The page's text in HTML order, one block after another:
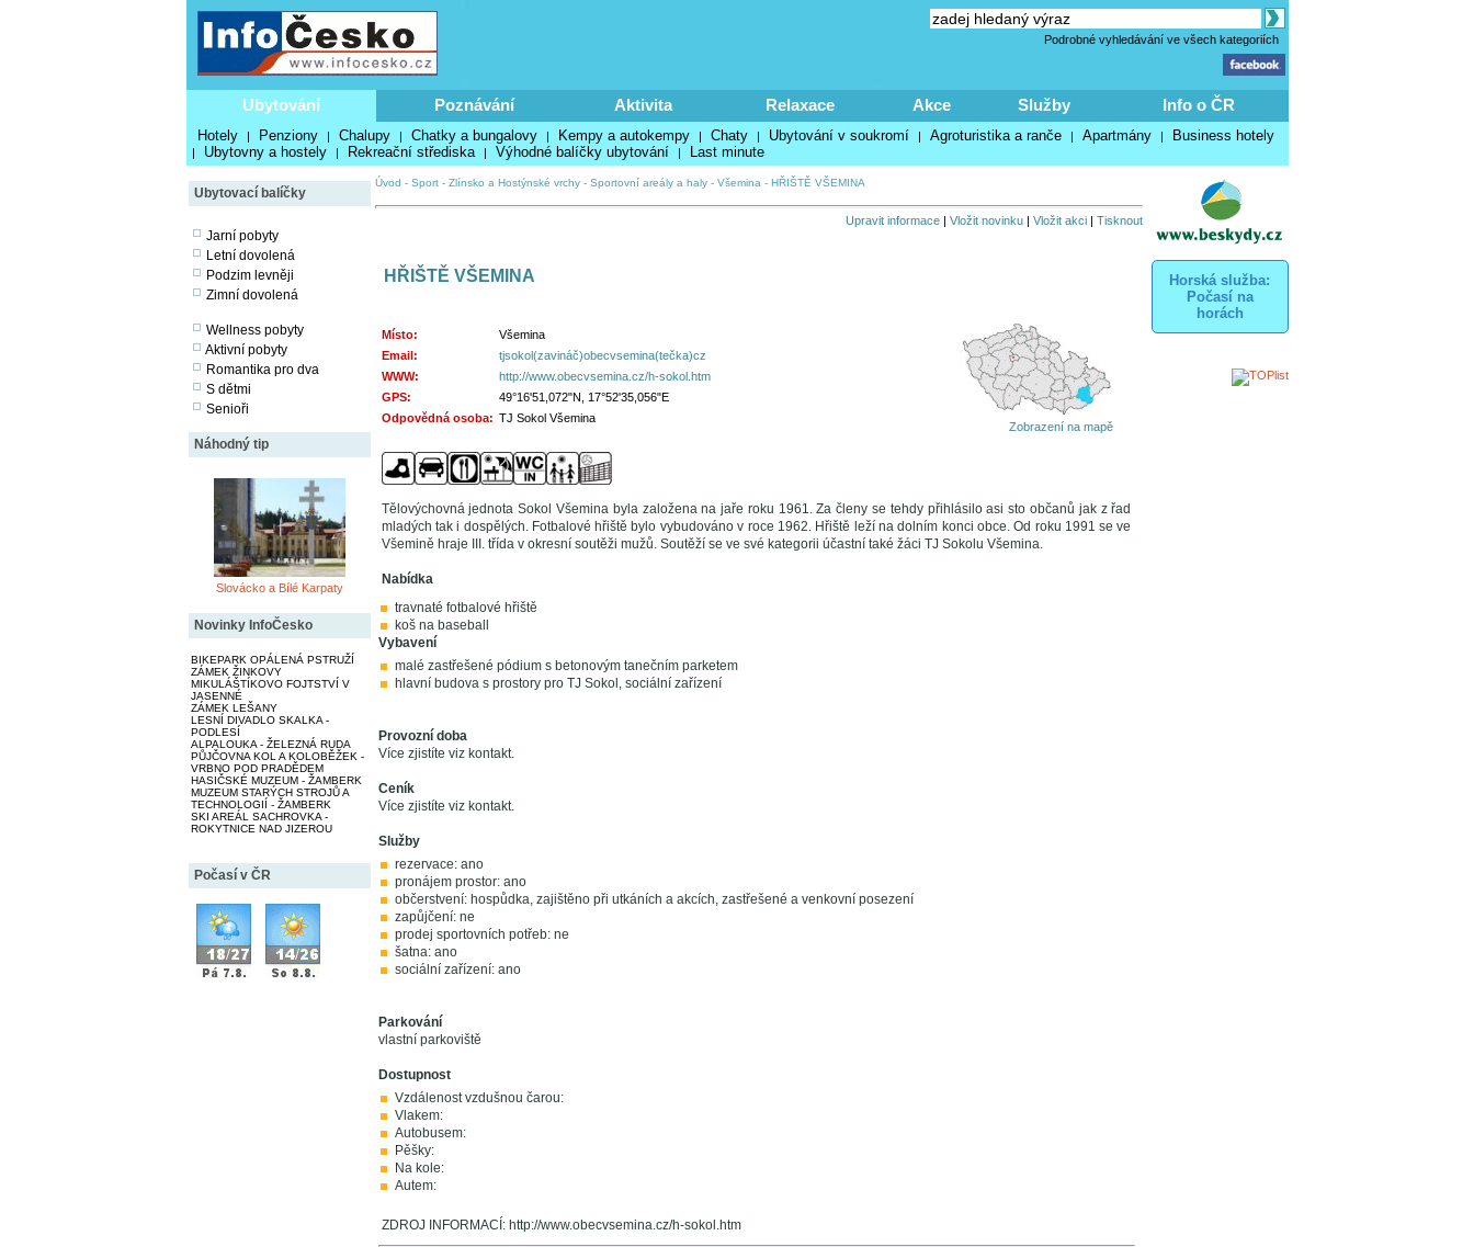
Podrobné vyhledávání ve všech kategoriích
Ubytování Poznávání Aktivita Relaxace Akce Služby Info o ČR
Hotely | Penziony | Chalupy | Chatky a bungalovy | Kempy a autokempy | Chaty | Ubytování v soukromí | Agroturistika a ranče | Apartmány | Business hotely
| Ubytovny a hostely | Rekreační střediska | Výhodné balíčky ubytování | Last minute
Ubytovací balíčky
Jarní pobyty
Letní dovolená
Podzim levněji
Zimní dovolená
Wellness pobyty
Aktivní pobyty
Romantika pro dva
S dětmi
Senioři
Náhodný tip
Slovácko a Bílé Karpaty
Novinky InfoČesko
BIKEPARK OPÁLENÁ PSTRUŽÍ
ZÁMEK ŽINKOVY
MIKULÁŠTÍKOVO FOJTSTVÍ V
JASENNÉ
ZÁMEK LEŠANY
LESNÍ DIVADLO SKALKA -
PODLESÍ
ALPALOUKA - ŽELEZNÁ RUDA
PŮJČOVNA KOL A KOLOBĚŽEK -
VRBNO POD PRADĚDEM
HASIČSKÉ MUZEUM - ŽAMBERK
MUZEUM STARÝCH STROJŮ A
TECHNOLOGIÍ - ŽAMBERK
SKI AREÁL SACHROVKA -
ROKYTNICE NAD JIZEROU
Počasí v ČR
Úvod - Sport- Zlínsko a Hostýnské vrchy- Sportovní areály a haly- Všemina - HŘIŠTĚ VŠEMINA
Upravit informace| Vložit novinku| Vložit akci| Tisknout
HŘIŠTĚ VŠEMINA
Místo:
Všemina
Email:
tjsokol(zavináč)obecvsemina(tečka)cz
WWW:
http://www.obecvsemina.cz/h-sokol.htm
GPS:
49°16'51,072"N, 17°52'35,056"E
Odpovědná osoba: TJ Sokol Všemina
Zobrazení na mapě
Tělovýchovná jednota Sokol Všemina byla založena na jaře roku 1961. Za členy se tehdy přihlásilo asi sto občanů jak z řad
mladých tak i dospělých. Fotbalové hřiště bylo vybudováno v roce 1962. Hřiště leží na dolním konci obce. Od roku 1991 se ve
Všemině hraje III. třída v okresní soutěži mužů. Soutěží se ve své kategorii účastní také žáci TJ Sokolu Všemina.
Nabídka
travnaté fotbalové hřiště
koš na baseball
Vybavení
malé zastřešené pódium s betonovým tanečním parketem
hlavní budova s prostory pro TJ Sokol, sociální zařízení
Provozní doba
Více zjistíte viz kontakt.
Ceník
Více zjistíte viz kontakt.
Služby
rezervace: ano
pronájem prostor: ano
občerstvení: hospůdka, zajištěno při utkáních a akcích, zastřešené a venkovní posezení
zapůjčení: ne
prodej sportovních potřeb: ne
šatna: ano
sociální zařízení: ano
Parkování
vlastní parkoviště
Dostupnost
Vzdálenost vzdušnou čarou:
Vlakem:
Autobusem:
Pěšky:
Na kole:
Autem:
ZDROJ INFORMACÍ: http://www.obecvsemina.cz/h-sokol.htm
Horská služba:
Počasí na
horách